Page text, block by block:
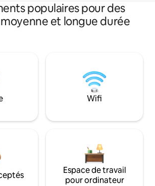
populaires pour des
et longue durée
Wifi
Espace de travail
pour ordinateur